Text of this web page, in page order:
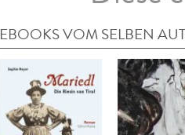
EBOOKS VOM SELBEN